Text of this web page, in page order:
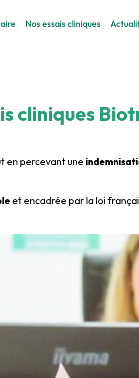
Nos essais cliniques
cliniques
en percevant une
et encadrée par la loi